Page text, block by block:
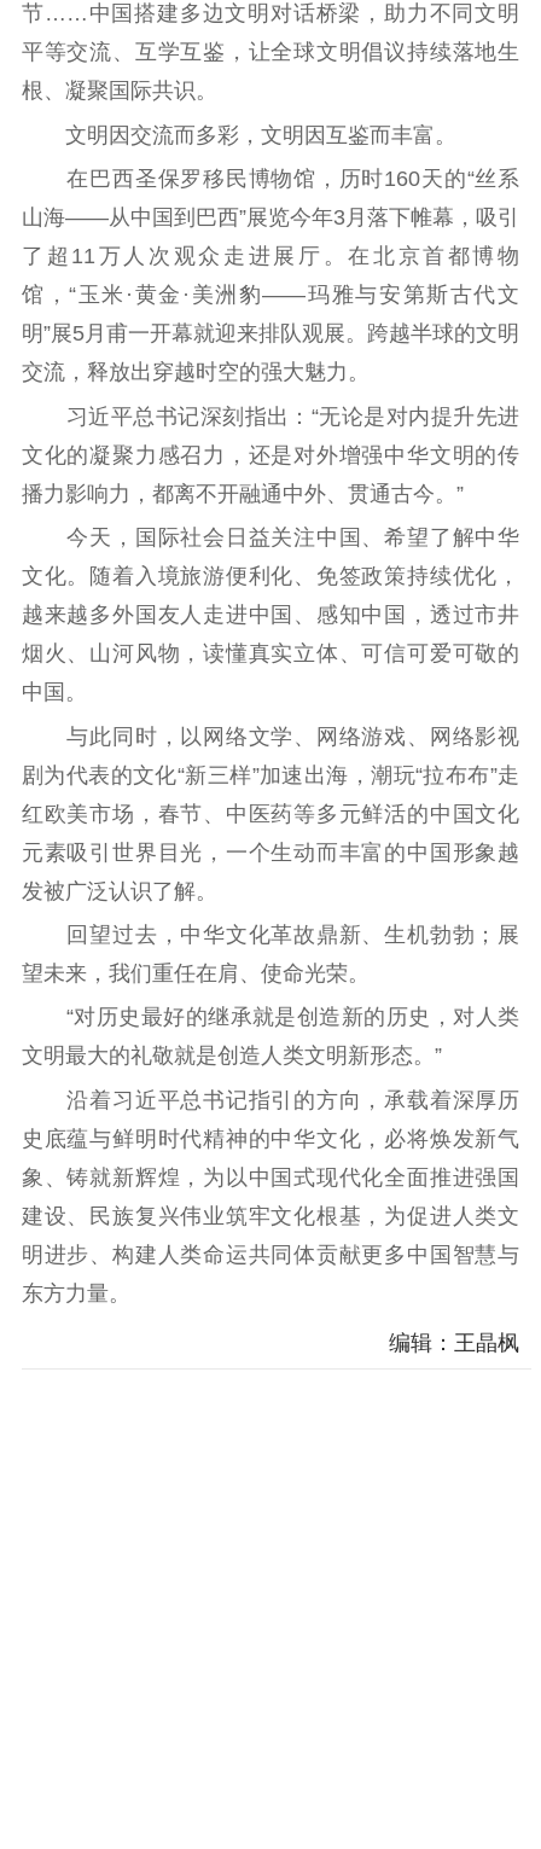
节……中国搭建多边文明对话桥梁，助力不同文明
平等交流、互学互鉴，让全球文明倡议持续落地生
根、凝聚国际共识。
文明因交流而多彩，文明因互鉴而丰富。
在巴西圣保罗移民博物馆，历时160天的“丝系
山海——从中国到巴西”展览今年3月落下帷幕，吸引
了超11万人次观众走进展厅。在北京首都博物
馆，“玉米·黄金·美洲豹——玛雅与安第斯古代文
明”展5月甫一开幕就迎来排队观展。跨越半球的文明
交流，释放出穿越时空的强大魅力。
习近平总书记深刻指出：“无论是对内提升先进
文化的凝聚力感召力，还是对外增强中华文明的传
播力影响力，都离不开融通中外、贯通古今。”
今天，国际社会日益关注中国、希望了解中华
文化。随着入境旅游便利化、免签政策持续优化，
越来越多外国友人走进中国、感知中国，透过市井
烟火、山河风物，读懂真实立体、可信可爱可敬的
中国。
与此同时，以网络文学、网络游戏、网络影视
剧为代表的文化“新三样”加速出海，潮玩“拉布布”走
红欧美市场，春节、中医药等多元鲜活的中国文化
元素吸引世界目光，一个生动而丰富的中国形象越
发被广泛认识了解。
回望过去，中华文化革故鼎新、生机勃勃；展
望未来，我们重任在肩、使命光荣。
“对历史最好的继承就是创造新的历史，对人类
文明最大的礼敬就是创造人类文明新形态。”
沿着习近平总书记指引的方向，承载着深厚历
史底蕴与鲜明时代精神的中华文化，必将焕发新气
象、铸就新辉煌，为以中国式现代化全面推进强国
建设、民族复兴伟业筑牢文化根基，为促进人类文
明进步、构建人类命运共同体贡献更多中国智慧与
东方力量。
编辑：王晶枫